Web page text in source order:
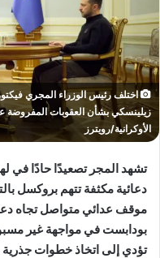
اختلف رئيس الوزراء المجري
زيلينسكي بشأن العقوبات المفروضة
الأوكرانية/رويترز
تشهد المجر تصعيدًا حادًا في
دعائية مكثفة تتهم بروكسل
موقف عدائي متواصل تجاه
بودابست في مواجهة غير
تؤدي إلى اتخاذ خطوات